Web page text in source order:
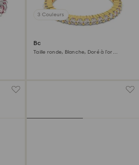
3 Couleurs
Bague Matrix Vittore
Taille ronde, Blanche, Doré à l’or